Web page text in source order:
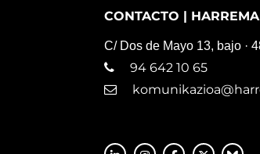
CONTACTO |
C/ Dos de Mayo 13, bajo ·
94 642 10 65